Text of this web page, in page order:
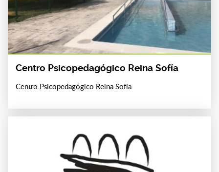
Centro Psicopedagógico Reina Sofía
Centro Psicopedagógico Reina Sofía